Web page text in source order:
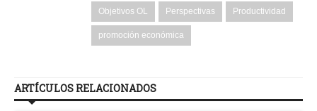
Objetivos OL Perspectivas Productividad
promoción económica
ARTÍCULOS RELACIONADOS